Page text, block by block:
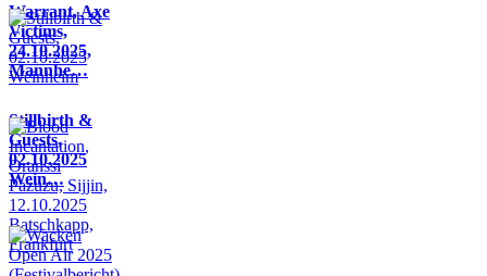
Warrant, Axe
Victims,
24.10.2025,
Mannhe…
Stillbirth &
Guests,
02.10.2025
Wein…